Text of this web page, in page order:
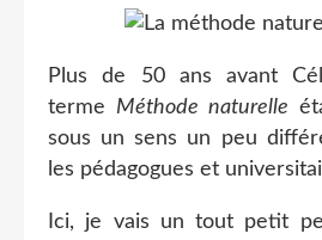
Plus de 50 ans avant
terme Méthode naturelle
sous un sens un peu
les pédagogues et
Ici, je vais un tout petit